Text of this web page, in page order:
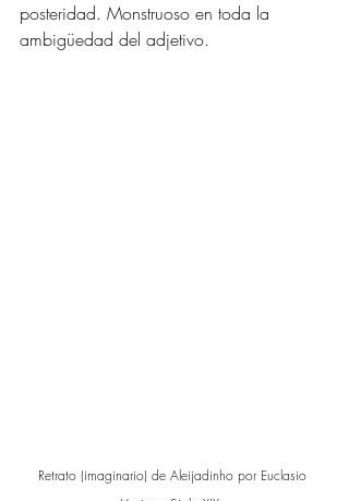
posteridad. Monstruoso en toda la
ambigüedad del adjetivo.
Retrato (imaginario) de Aleijadinho por Euclasio